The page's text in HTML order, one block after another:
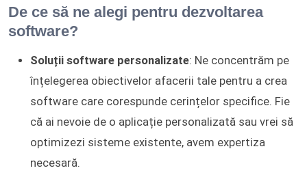
De ce să ne alegi pentru dezvoltarea
software?
Soluții software personalizate: Ne concentrăm pe
înțelegerea obiectivelor afacerii tale pentru a crea
software care corespunde cerințelor specifice. Fie
că ai nevoie de o aplicație personalizată sau vrei să
optimizezi sisteme existente, avem expertiza
necesară.